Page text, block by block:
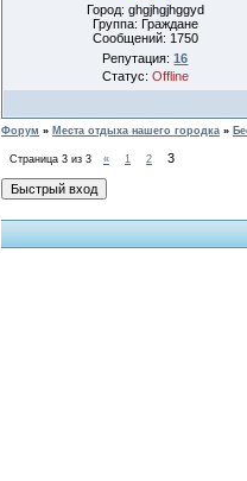
Город: ghgjhgjhggyd
Группа: Граждане
Сообщений: 1750
Репутация:16
Статус: Offline
Форум » Места отдыха нашего городка »
Страница 3из 3 « 1 2
3